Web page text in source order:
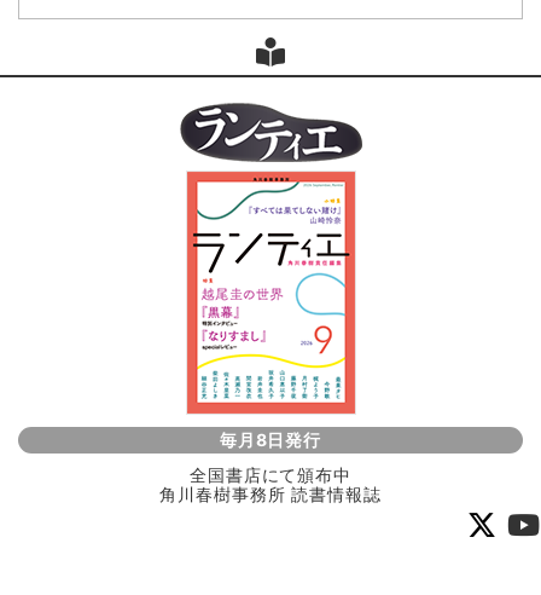
毎月8日発行
全国書店にて頒布中
角川春樹事務所 読書情報誌